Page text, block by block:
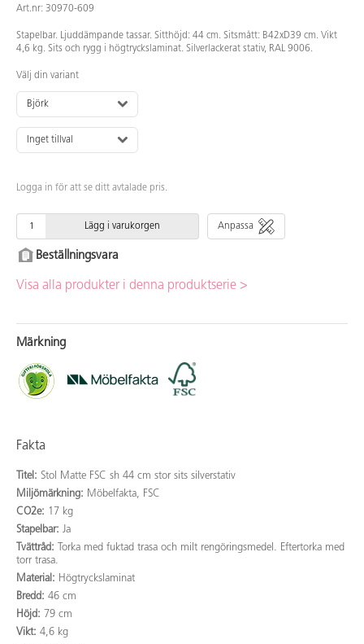
Art.nr: 30970-609
Stapelbar. Ljuddämpande tassar. Sitthöjd: 44 cm. Sitsmått: B42xD39 cm. Vikt
4,6 kg. Sits och rygg i högtryckslaminat. Silverlackerat stativ, RAL 9006.
Välj din variant
Björk
Inget tillval
Logga in för att se ditt avtalade pris.
Lägg i varukorgen
Beställningsvara
Anpassa
Visa alla produkter i denna produktserie >
Märkning
Fakta
Titel: Stol Matte FSC sh 44 cm stor sits silverstativ
Miljömärkning: Möbelfakta, FSC
CO2e: 17 kg
Stapelbar: Ja
Tvättråd:
Torka med fuktad trasa och milt rengöringsmedel. Eftertorka med
torr trasa.
Material: Högtryckslaminat
Bredd: 46 cm
Höjd: 79 cm
Vikt: 4,6 kg